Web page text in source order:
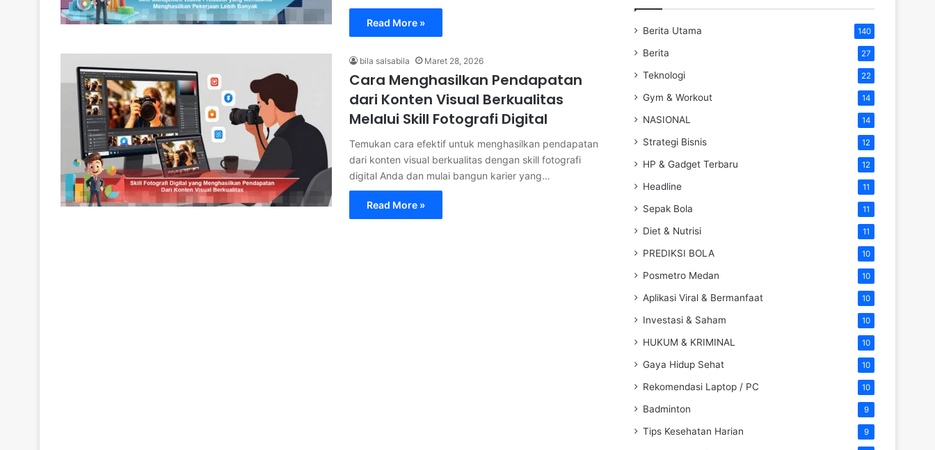
Read More »
bila salsabila Maret 28, 2026
Cara Menghasilkan Pendapatan
dari Konten Visual Berkualitas
Melalui Skill Fotografi Digital
Temukan cara efektif untuk menghasilkan pendapatan
dari konten visual berkualitas dengan skill fotografi
digital Anda dan mulai bangun karier yang…
Read More »
Berita Utama 140
Berita 27
Teknologi 22
Gym & Workout 14
NASIONAL 14
Strategi Bisnis 12
HP & Gadget Terbaru 12
Headline 11
Sepak Bola 11
Diet & Nutrisi 11
PREDIKSI BOLA 10
Posmetro Medan 10
Aplikasi Viral & Bermanfaat 10
Investasi & Saham 10
HUKUM & KRIMINAL 10
Gaya Hidup Sehat 10
Rekomendasi Laptop / PC 10
Badminton 9
Tips Kesehatan Harian 9